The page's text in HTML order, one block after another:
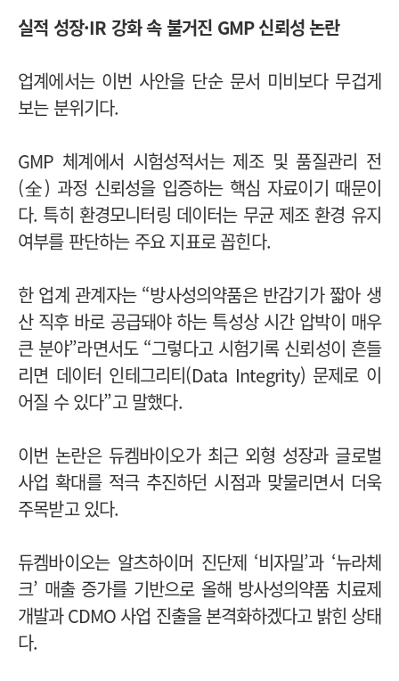
실적 성장·IR 강화 속 불거진 GMP 신뢰성 논란
업계에서는 이번 사안을 단순 문서 미비보다 무겁게
보는 분위기다.
GMP 체계에서 시험성적서는 제조 및 품질관리 전
(全) 과정 신뢰성을 입증하는 핵심 자료이기 때문이
다. 특히 환경모니터링 데이터는 무균 제조 환경 유지
여부를 판단하는 주요 지표로 꼽힌다.
한 업계 관계자는 “방사성의약품은 반감기가 짧아 생
산 직후 바로 공급돼야 하는 특성상 시간 압박이 매우
큰 분야”라면서도 “그렇다고 시험기록 신뢰성이 흔들
리면 데이터 인테그리티(Data Integrity) 문제로 이
어질 수 있다”고 말했다.
이번 논란은 듀켐바이오가 최근 외형 성장과 글로벌
사업 확대를 적극 추진하던 시점과 맞물리면서 더욱
주목받고 있다.
듀켐바이오는 알츠하이머 진단제 ‘비자밀’과 ‘뉴라체
크’ 매출 증가를 기반으로 올해 방사성의약품 치료제
개발과 CDMO 사업 진출을 본격화하겠다고 밝힌 상태
다.